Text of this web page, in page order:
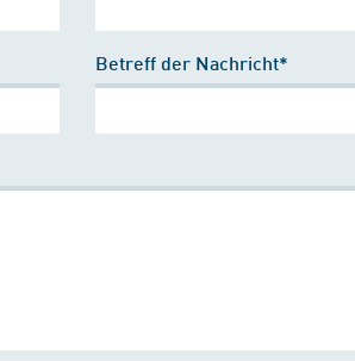
Betreff der Nachricht*